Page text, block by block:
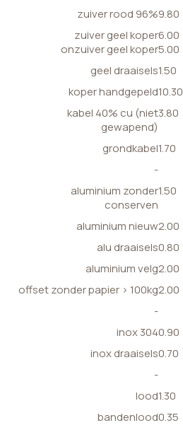
zuiver rood 96%9.80
zuiver geel koper
onzuiver geel koper
6.00
5.00
geel draaisels1.50
koper handgepeld10.30
kabel 40% cu (niet
gewapend)
3.80
grondkabel1.70
-
aluminium zonder
conserven
1.50
aluminium nieuw2.00
alu draaisels0.80
aluminium velg2.00
offset zonder papier > 100kg2.00
-
inox 3040.90
inox draaisels0.70
-
lood1.30
bandenlood0.35